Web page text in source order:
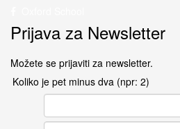
Prijava za Newsletter
Možete se prijaviti za newsletter.
Koliko je pet minus dva (npr: 2)